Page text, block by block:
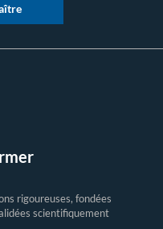
rigoureuses, fondées
scientifiquement